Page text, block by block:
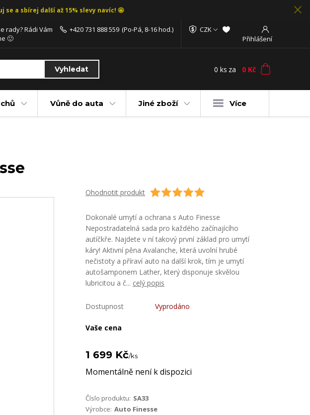
a sbírej další až 15% slevy navíc! 🤩
CZK
Přihlášení
Vyhledat
rady? Rádi Vám
🙂
+420 731 888 559 (Po-Pá, 8-16 hod.)
0 ks za 0 Kč
Vůně do auta Jiné zboží Více
Ohodnotit produkt
Dokonalé umytí a ochrana s Auto Finesse
Nepostradatelná sada pro každého začínajícího
autíčkře. Najdete v ní takový první základ pro umytí
káry! Aktivní pěna Avalanche, která uvolní hrubé
nečistoty a příraví auto na další krok, tím je umytí
autošamponem Lather, který disponuje skvělou
lubricitou a č... celý popis
Dostupnost Vyprodáno
Vaše cena
1 699 Kč/ks
Momentálně není k dispozici
Číslo produktu: SA33
Výrobce: Auto Finesse